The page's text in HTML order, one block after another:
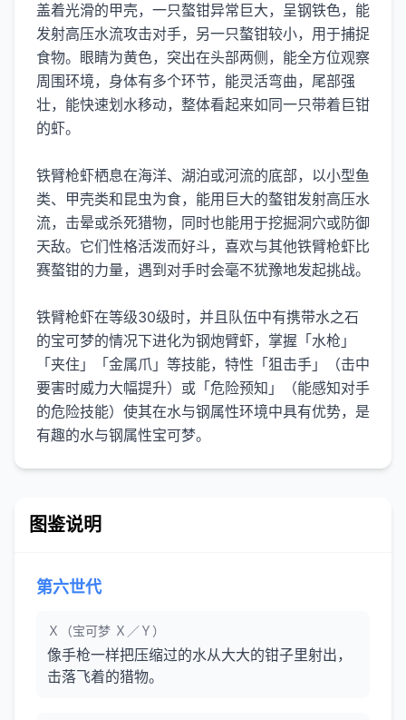
盖着光滑的甲壳，一只螯钳异常巨大，呈钢铁色，能
发射高压水流攻击对手，另一只螯钳较小，用于捕捉
食物。眼睛为黄色，突出在头部两侧，能全方位观察
周围环境，身体有多个环节，能灵活弯曲，尾部强
壮，能快速划水移动，整体看起来如同一只带着巨钳
的虾。
铁臂枪虾栖息在海洋、湖泊或河流的底部，以小型鱼
类、甲壳类和昆虫为食，能用巨大的螯钳发射高压水
流，击晕或杀死猎物，同时也能用于挖掘洞穴或防御
天敌。它们性格活泼而好斗，喜欢与其他铁臂枪虾比
赛螯钳的力量，遇到对手时会毫不犹豫地发起挑战。
铁臂枪虾在等级30级时，并且队伍中有携带水之石
的宝可梦的情况下进化为钢炮臂虾，掌握「水枪」
「夹住」「金属爪」等技能，特性「狙击手」（击中
要害时威力大幅提升）或「危险预知」（能感知对手
的危险技能）使其在水与钢属性环境中具有优势，是
有趣的水与钢属性宝可梦。
图鉴说明
第六世代
Ｘ（宝可梦 Ｘ／Ｙ）
像手枪一样把压缩过的水从大大的钳子里射出，
击落飞着的猎物。